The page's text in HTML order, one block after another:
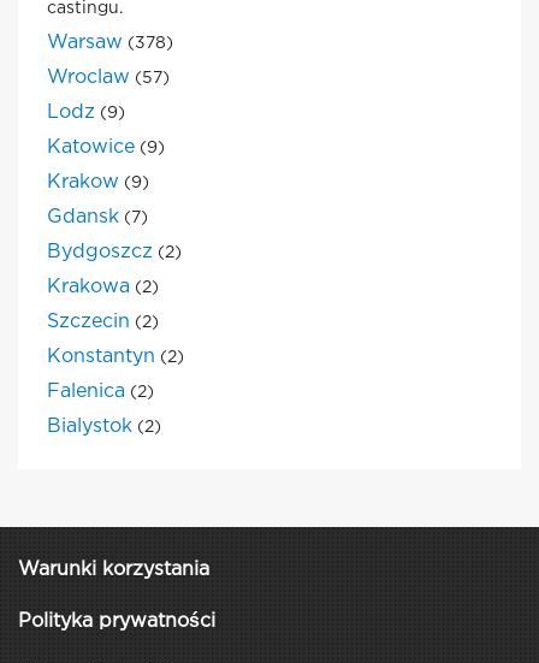
castingu.
Warsaw (378)
Wroclaw (57)
Lodz (9)
Katowice (9)
Krakow (9)
Gdansk (7)
Bydgoszcz (2)
Krakowa (2)
Szczecin (2)
Konstantyn (2)
Falenica (2)
Bialystok (2)
Warunki korzystania
Polityka prywatności